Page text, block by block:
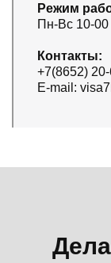
Режим
Пн-Вс 10-00
Контакты:
+7(8652)
E-mail: